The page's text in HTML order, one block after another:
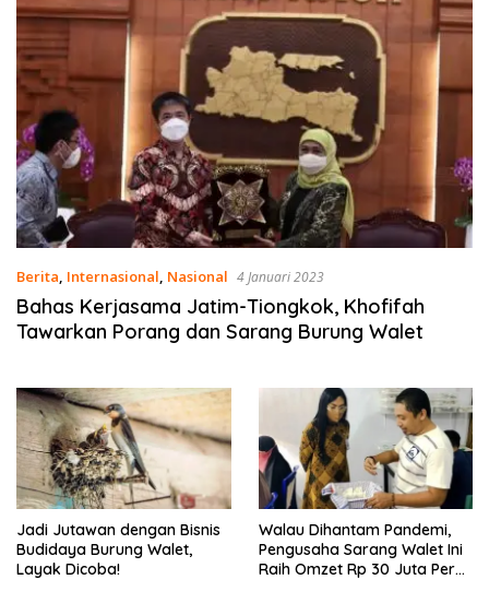
Berita, Internasional, Nasional 4 Januari 2023
Bahas Kerjasama Jatim-Tiongkok, Khofifah
Tawarkan Porang dan Sarang Burung Walet
Jadi Jutawan dengan Bisnis
Budidaya Burung Walet,
Layak Dicoba!
Walau Dihantam Pandemi,
Pengusaha Sarang Walet Ini
Raih Omzet Rp 30 Juta Per